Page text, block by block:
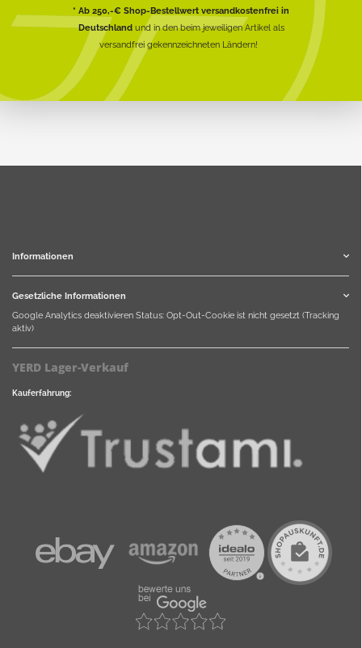
* Ab 250,-€ Shop-Bestellwert versandkostenfrei in
Deutschlandund in den beim jeweiligen Artikel als
versandfrei gekennzeichneten Ländern!
Informationen
Gesetzliche Informationen
Google Analytics deaktivieren Status: Opt-Out-Cookie ist nicht gesetzt (Tracking
aktiv)
YERD Lager-Verkauf
Kauferfahrung: